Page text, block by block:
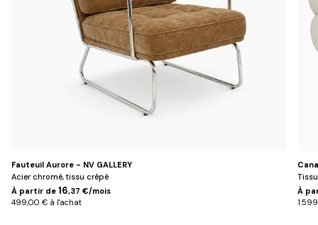
Fauteuil Aurore - NV GALLERY
Acier chromé, tissu crêpé
À partir de 16,37 €/mois
499,00 € à l'achat
À